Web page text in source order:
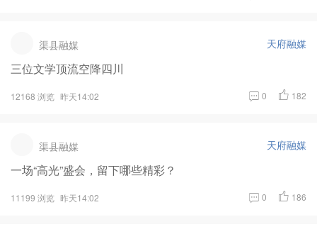
渠县融媒 天府融媒
三位文学顶流空降四川
12168 浏览 昨天14:02 0 182
渠县融媒 天府融媒
一场“高光”盛会，留下哪些精彩？
11199 浏览 昨天14:02 0 186